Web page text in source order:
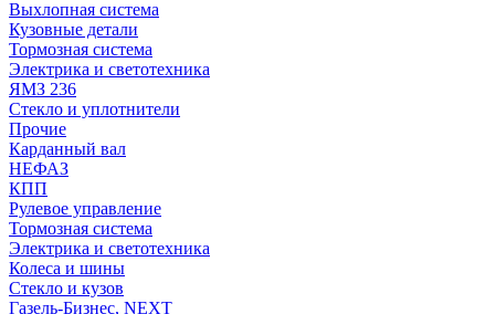
Выхлопная система
Кузовные детали
Тормозная система
Электрика и светотехника
ЯМЗ 236
Стекло и уплотнители
Прочие
Карданный вал
НЕФАЗ
КПП
Рулевое управление
Тормозная система
Электрика и светотехника
Колеса и шины
Стекло и кузов
Газель-Бизнес, NEXT